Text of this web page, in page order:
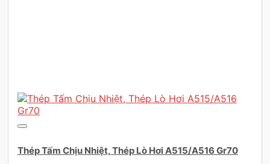
Thép Tấm Chịu Nhiệt, Thép Lò Hơi A515/A516 Gr70